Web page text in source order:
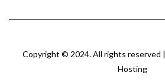
Copyright © 2024. All rights reserved |
Hosting